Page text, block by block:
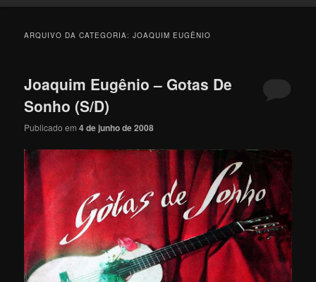
ARQUIVO DA CATEGORIA:JOAQUIM EUGÊNIO
Joaquim Eugênio – Gotas De
Sonho (S/D)
Publicado em4 de junho de 2008